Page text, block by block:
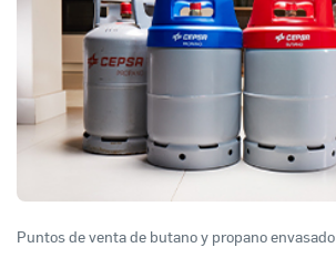
Puntos de venta de butano y propano envasado